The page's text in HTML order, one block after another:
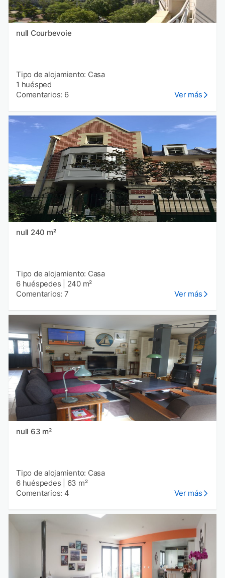
null Courbevoie
Tipo de alojamiento: Casa
1 huésped
Comentarios: 6
Ver más
null 240 m²
Tipo de alojamiento: Casa
6 huéspedes
240 m²
Comentarios: 7
Ver más
null 63 m²
Tipo de alojamiento: Casa
6 huéspedes
63 m²
Comentarios: 4
Ver más